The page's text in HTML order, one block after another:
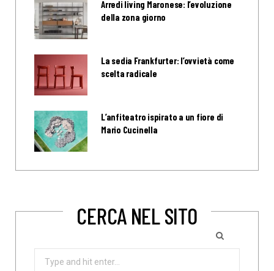
Arredi living Maronese: l’evoluzione
della zona giorno
La sedia Frankfurter: l’ovvietà come
scelta radicale
L’anfiteatro ispirato a un fiore di
Mario Cucinella
CERCA NEL SITO
Search